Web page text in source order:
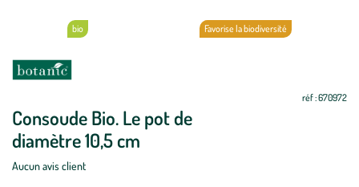
bio Favorise la biodiversité
Consoude Bio. Le pot de
diamètre 10,5 cm
réf : 670972
Aucun avis client
Période
Consoude
Bio.
Non
Non
Non
Oui
Oui
Oui
Non
Non
Non
Non
Non
Non